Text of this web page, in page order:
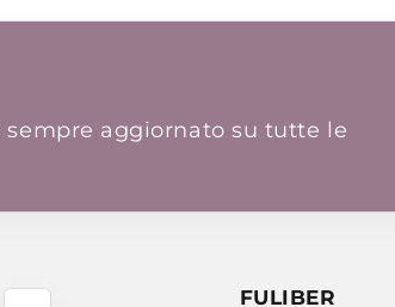
sempre aggiornato su tutte le
FULIBER